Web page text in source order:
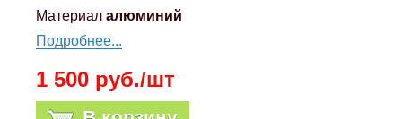
Материал алюминий
Подробнее...
1 500 руб./шт